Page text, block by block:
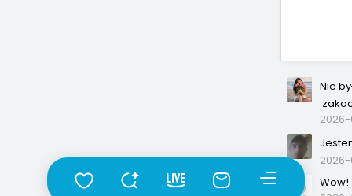
Nie
2026-
2026-
Wow!